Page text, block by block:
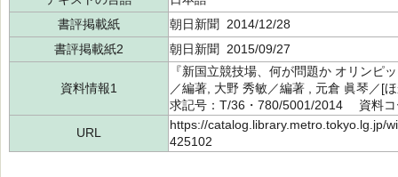
書評掲載紙
朝日新聞 2014/12/28
書評掲載紙2
朝日新聞 2015/09/27
資料情報1
『新国立競技場、何が問題か オリン
／編著, 大野 秀敏／編著 , 元倉 眞琴
求記号：T/36・780/5001/2014 資料コ
URL
https://catalog.library.metro.tokyo.lg.jp/
425102